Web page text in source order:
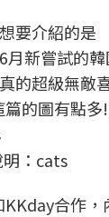
要介紹的是
月新嘗試的
的超級無敵
篇的圖有點多
：cats
KKday合作